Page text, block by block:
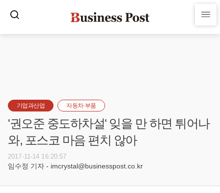
기업과산업 자동차·부품
'권오준 중도하차설' 잊을 만 하면 튀어나
와, 포스코 마음 편치 않아
2017-11-14 16:20:57
임수정 기자 - imcrystal@businesspost.co.kr